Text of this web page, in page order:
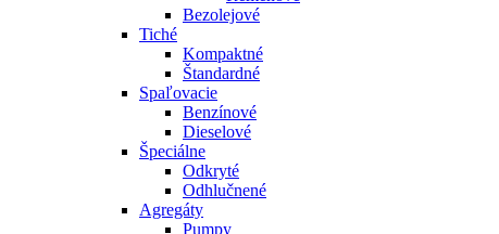
Bezolejové
Tiché
Kompaktné
Štandardné
Spaľovacie
Benzínové
Dieselové
Špeciálne
Odkryté
Odhlučnené
Agregáty
Pumpy